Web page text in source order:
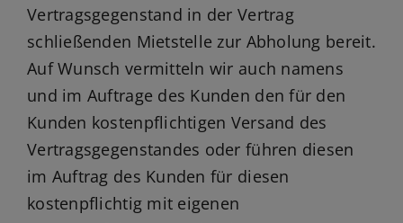
Vertragsgegenstand in der Vertrag
schließenden Mietstelle zur Abholung bereit.
Auf Wunsch vermitteln wir auch namens
und im Auftrage des Kunden den für den
Kunden kostenpflichtigen Versand des
Vertragsgegenstandes oder führen diesen
im Auftrag des Kunden für diesen
kostenpflichtig mit eigenen